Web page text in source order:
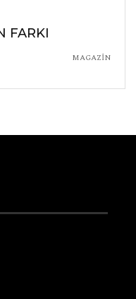
FARKI
MAGAZİN